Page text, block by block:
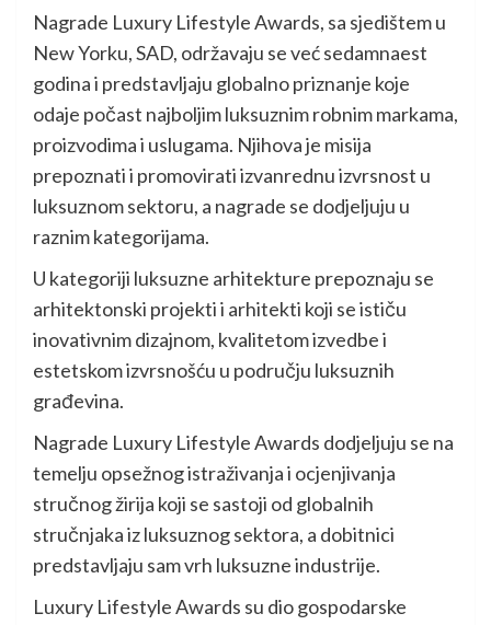
Nagrade Luxury Lifestyle Awards, sa sjedištem u
New Yorku, SAD, održavaju se već sedamnaest
godina i predstavljaju globalno priznanje koje
odaje počast najboljim luksuznim robnim markama,
proizvodima i uslugama. Njihova je misija
prepoznati i promovirati izvanrednu izvrsnost u
luksuznom sektoru, a nagrade se dodjeljuju u
raznim kategorijama.
U kategoriji luksuzne arhitekture prepoznaju se
arhitektonski projekti i arhitekti koji se ističu
inovativnim dizajnom, kvalitetom izvedbe i
estetskom izvrsnošću u području luksuznih
građevina.
Nagrade Luxury Lifestyle Awards dodjeljuju se na
temelju opsežnog istraživanja i ocjenjivanja
stručnog žirija koji se sastoji od globalnih
stručnjaka iz luksuznog sektora, a dobitnici
predstavljaju sam vrh luksuzne industrije.
Luxury Lifestyle Awards su dio gospodarske